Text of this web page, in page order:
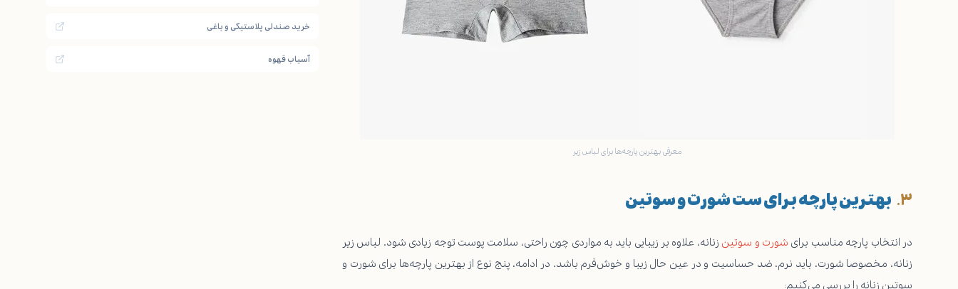
معرفی بهترین پارچه‌ها برای لباس زیر
بهترین پارچه برای ست شورت و سوتین
در انتخاب پارچه مناسب برای شورت و سوتین زنانه، علاوه بر زیبایی باید به مواردی چون راحتی، سلامت پوست توجه زیادی شود. لباس زیر
زنانه، مخصوصا شورت، باید نرم، ضد حساسیت و در عین حال زیبا و خوش‌فرم باشد. در ادامه، پنج نوع از بهترین پارچه‌ها برای شورت و
سوتین زنانه را بررسی می‌کنیم:
خرید صندلی پلاستیکی و باغی
آسیاب قهوه